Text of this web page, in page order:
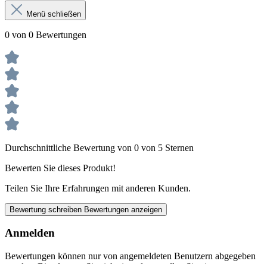
Menü schließen
0 von 0 Bewertungen
Durchschnittliche Bewertung von 0 von 5 Sternen
Bewerten Sie dieses Produkt!
Teilen Sie Ihre Erfahrungen mit anderen Kunden.
Bewertung schreiben Bewertungen anzeigen
Anmelden
Bewertungen können nur von angemeldeten Benutzern abgegeben